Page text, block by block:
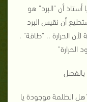
أستاذ أن "البرد" هو
أن نقيس البرد
لأن الحرارة .. "طاقة" .
الحرارة"
الظلمة موجودة يا